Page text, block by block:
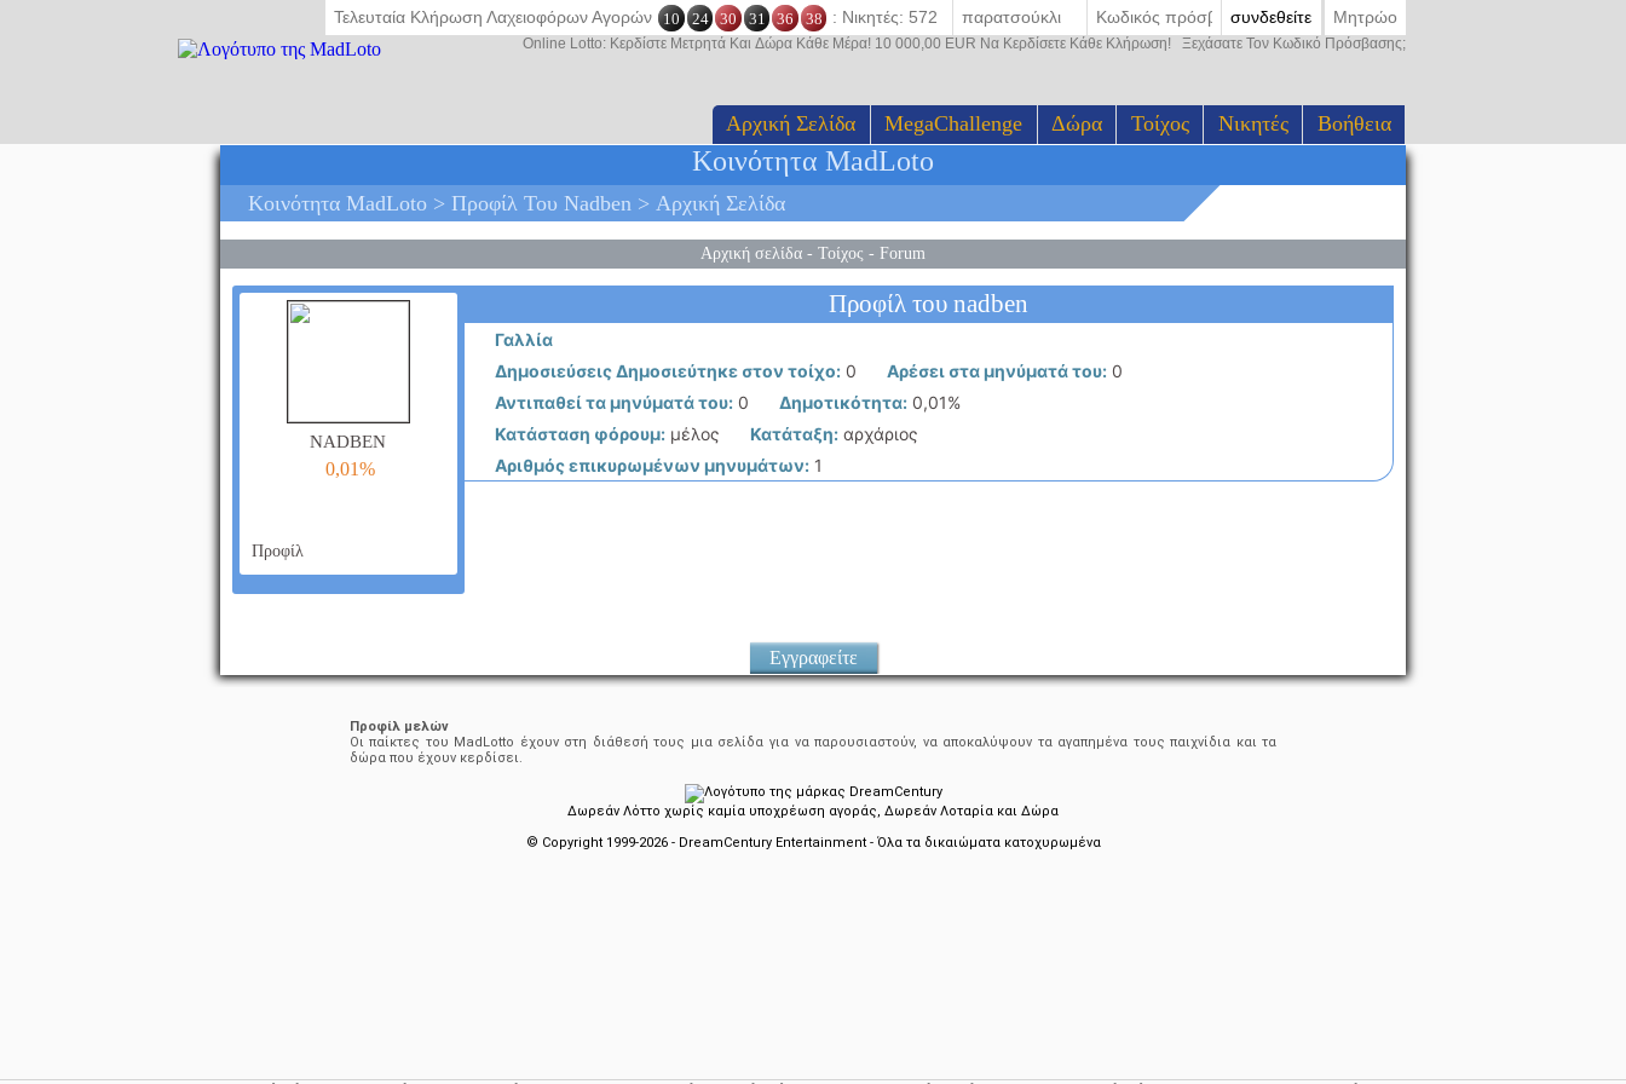
Αρχική Σελίδα MegaChallenge Δώρα Τοίχος Νικητές Βοήθεια
Τελευταία Κλήρωση Λαχειοφόρων Αγορών 10 24 30 31 36 38 : Νικητές: 572 συνδεθείτε Μητρώο
Online Lotto: Κερδίστε Μετρητά Και Δώρα Κάθε Μέρα! 10 000,00 EUR Να Κερδίσετε Κάθε Κλήρωση! Ξεχάσατε Τον Κωδικό Πρόσβασης;
Κοινότητα MadLoto
Κοινότητα MadLoto > Προφίλ Του Nadben > Αρχική Σελίδα
Αρχική σελίδα - Τοίχος - Forum
nadben
0,01%
Προφίλ
Προφίλ του nadben
Γαλλία
Δημοσιεύσεις Δημοσιεύτηκε στον τοίχο:0 Αρέσει στα μηνύματά του:0
Αντιπαθεί τα μηνύματά του:0 Δημοτικότητα:0,01%
Κατάσταση φόρουμ:μέλος Κατάταξη:αρχάριος
Αριθμός επικυρωμένων μηνυμάτων:1
Εγγραφείτε
Προφίλ μελών
Οι παίκτες του MadLotto έχουν στη διάθεσή τους μια σελίδα για να παρουσιαστούν, να αποκαλύψουν τα αγαπημένα τους παιχνίδια και τα
δώρα που έχουν κερδίσει.
Δωρεάν Λόττο χωρίς καμία υποχρέωση αγοράς, Δωρεάν Λοταρία και Δώρα
© Copyright 1999-2026 - DreamCentury Entertainment - Όλα τα δικαιώματα κατοχυρωμένα